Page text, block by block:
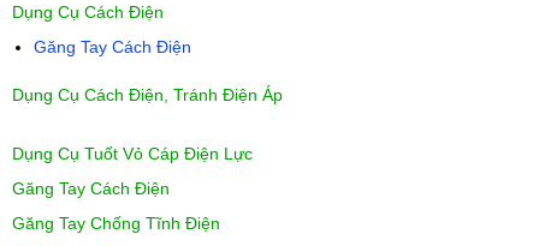
Dụng Cụ Cách Điện
Găng Tay Cách Điện
Dụng Cụ Cách Điện, Tránh Điện Áp
Dụng Cụ Tuốt Vỏ Cáp Điện Lực
Găng Tay Cách Điện
Găng Tay Chống Tĩnh Điện